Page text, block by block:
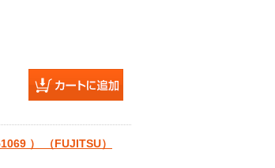
） （FUJITSU）